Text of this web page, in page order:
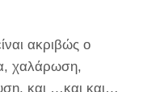
ακριβώς ο
χαλάρωση,
και …και και…